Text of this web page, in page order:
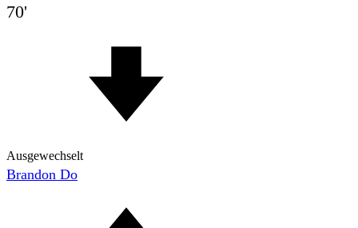
70'
Ausgewechselt
Brandon Do